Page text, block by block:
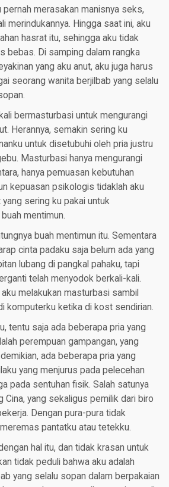
pernah merasakan manisnya seks,
merindukannya. Hingga saat ini, aku
hasrat itu, sehingga aku tidak
bebas. Di samping dalam rangka
yang aku anut, aku juga harus
seorang wanita berjilbab yang selalu
bermasturbasi untuk mengurangi
Herannya, semakin sering ku
untuk disetubuhi oleh pria justru
Masturbasi hanya mengurangi
hanya pemuasan kebutuhan
kepuasan psikologis tidaklah aku
sering ku pakai untuk
mentimun.
buah mentimun itu. Sementara
cinta padaku saja belum ada yang
lubang di pangkal pahaku, tapi
telah menyodok berkali-kali.
melakukan masturbasi sambil
komputerku ketika di kost sendirian.
tentu saja ada beberapa pria yang
perempuan gampangan, yang
ada beberapa pria yang
yang menjurus pada pelecehan
pada sentuhan fisik. Salah satunya
Cina, yang sekaligus pemilik dari biro
Dengan pura-pura tidak
pantatku atau tetekku.
hal itu, dan tidak krasan untuk
tidak peduli bahwa aku adalah
yang selalu sopan dalam berpakaian